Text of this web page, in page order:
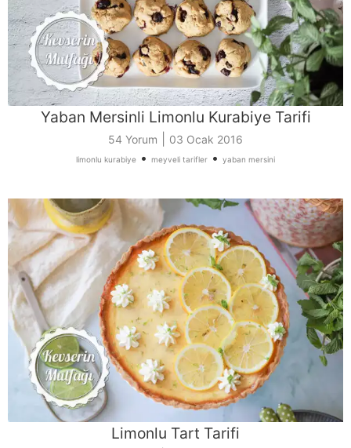
Yaban Mersinli Limonlu Kurabiye Tarifi
54 Yorum 03 Ocak 2016
limonlu kurabiye • meyveli tarifler • yaban mersini
Limonlu Tart Tarifi